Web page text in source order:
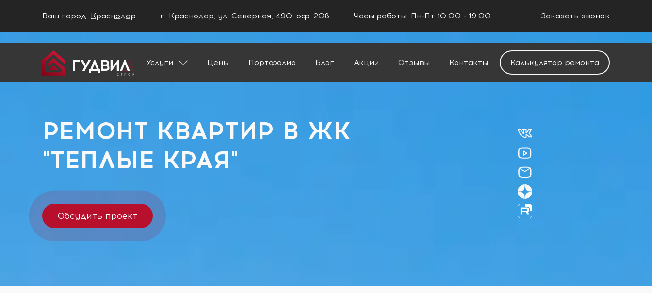
Ваш город: Краснодар
Ваш город Краснодар?
НЕТ
г. Краснодар, ул. Северная, 490, оф. 208 Часы работы: Пн-Пт 10:00 - 19:00 Заказать звонок
Услуги
Цены Портфолио Блог Акции Отзывы Контакты
Калькулятор ремонта
Главная
Застройщики
РЕМОНТ КВАРТИР В ЖК
"ТЕПЛЫЕ КРАЯ"
Обсудить проект